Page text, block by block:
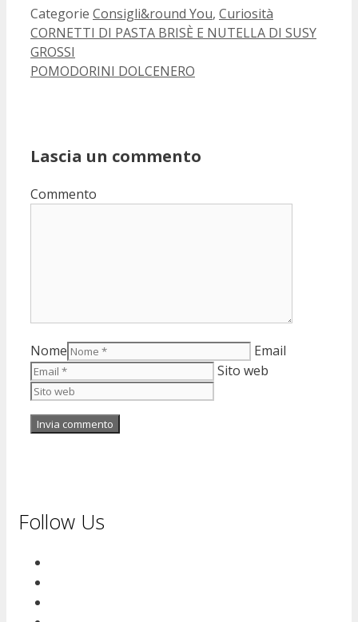
Categorie Consigli&round You, Curiosità
CORNETTI DI PASTA BRISÈ E NUTELLA DI SUSY
GROSSI
POMODORINI DOLCENERO
Lascia un commento
Commento
Nome
Email
Sito web
Follow Us